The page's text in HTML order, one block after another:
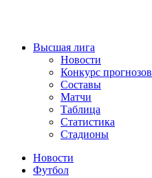
Высшая лига
Новости
Конкурс прогнозов
Составы
Матчи
Таблица
Статистика
Стадионы
Новости
Футбол